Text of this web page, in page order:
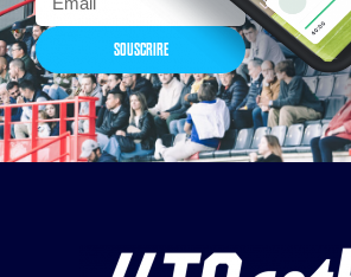
SOUSCRIRE